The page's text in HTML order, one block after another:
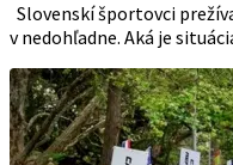
Slovenskí športovci
v nedohľadne. Aká je